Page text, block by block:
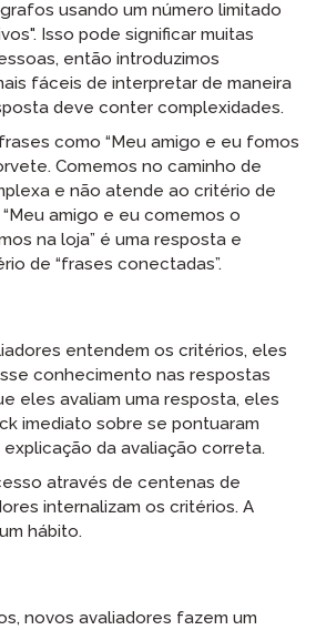
usando um número limitado
Isso pode significar muitas
então introduzimos
fáceis de interpretar de maneira
deve conter complexidades.
como “Meu amigo e eu fomos
Comemos no caminho de
e não atende ao critério de
amigo e eu comemos o
na loja” é uma resposta e
de “frases conectadas”.
entendem os critérios, eles
conhecimento nas respostas
eles avaliam uma resposta, eles
imediato sobre se pontuaram
da avaliação correta.
através de centenas de
internalizam os critérios. A
hábito.
novos avaliadores fazem um